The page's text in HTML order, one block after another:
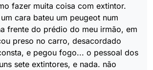
fazer muita coisa com extintor.
cara bateu um peugeot num
frente do prédio do meu irmão, em
preso no carro, desacordado
e pegou fogo... o pessoal dos
sete extintores, e nada. não